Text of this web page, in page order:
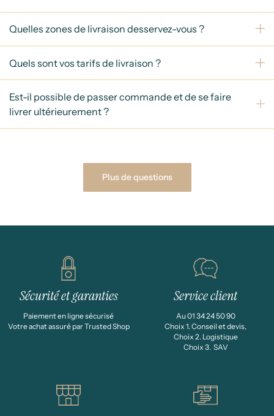
Quelles zones de livraison desservez-vous ?
Quels sont vos tarifs de livraison ?
Est-il possible de passer commande et de se faire
livrer ultérieurement ?
Plus de questions
Sécurité et garanties
Paiement en ligne sécurisé
Votre achat assuré par Trusted Shop
Service client
Au 01 34 24 50 90
Choix 1. Conseil et devis,
Choix 2. Logistique
Choix 3. SAV